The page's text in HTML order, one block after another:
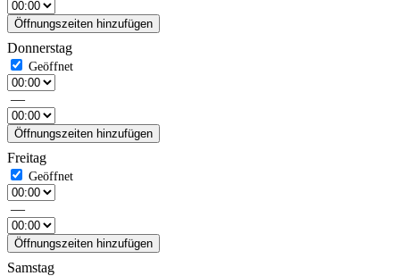
Öffnungszeiten hinzufügen
Donnerstag
—
Öffnungszeiten hinzufügen
Freitag
—
Öffnungszeiten hinzufügen
Samstag